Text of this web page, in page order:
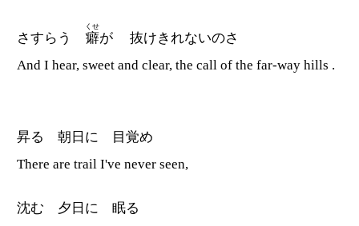
さすらう 癖
くせ
が 抜けきれないのさ
And I hear, sweet and clear, the call of the far-way hills .
昇る 朝日に 目覚め
There are trail I've never seen,
沈む 夕日に 眠る